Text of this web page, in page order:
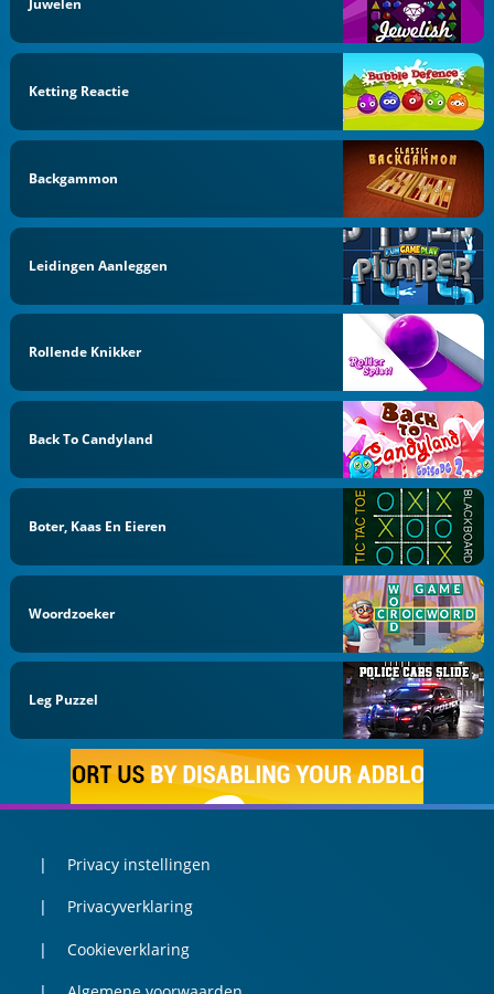
Juwelen
Ketting Reactie
Backgammon
Leidingen Aanleggen
Rollende Knikker
Back To Candyland
Boter, Kaas En Eieren
Woordzoeker
Leg Puzzel
Privacy instellingen
Privacyverklaring
Cookieverklaring